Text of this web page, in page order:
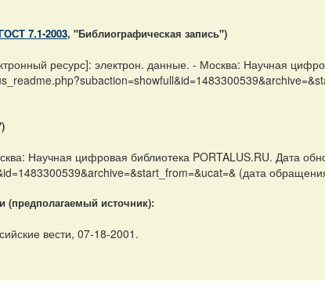
7.1-2003, "Библиографическая запись")
ресурс]: электрон. данные. - Москва: Научная
Научная цифровая библиотека PORTALUS.RU. Дата
(дата
(предполагаемый источник):
вести, 07-18-2001.